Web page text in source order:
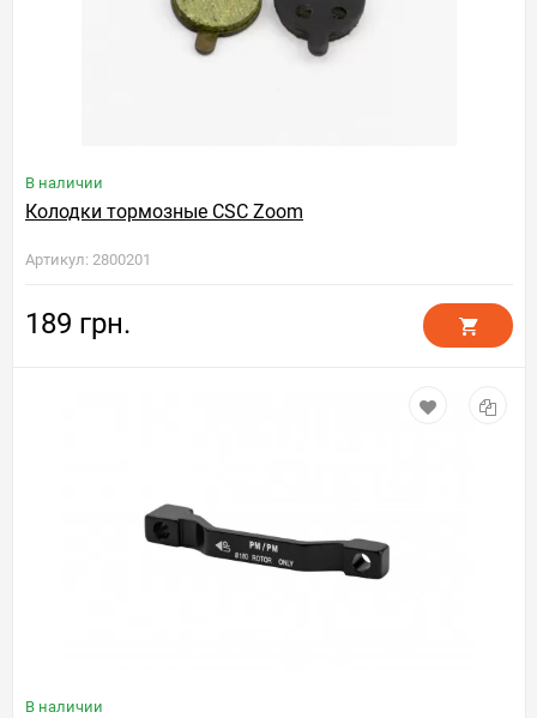
В наличии
Колодки тормозные CSC Zoom
Артикул: 2800201
189 грн.
В наличии